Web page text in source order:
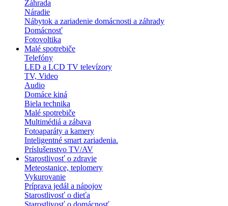
Záhrada
Náradie
Nábytok a zariadenie domácnosti a záhrady
Domácnosť
Fotovoltika
Malé spotrebiče
Telefóny
LED a LCD TV televízory
TV, Video
Audio
Domáce kiná
Biela technika
Malé spotrebiče
Multimédiá a zábava
Fotoaparáty a kamery
Inteligentné smart zariadenia.
Príslušenstvo TV/AV
Starostlivosť o zdravie
Meteostanice, teplomery
Vykurovanie
Príprava jedál a nápojov
Starostlivosť o dieťa
Starostlivosť o domácnosť